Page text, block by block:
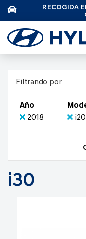
RECOGIDA
Filtrando por
Año
2018
i20
i30